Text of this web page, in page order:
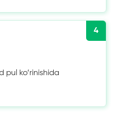
4
pul ko’rinishida